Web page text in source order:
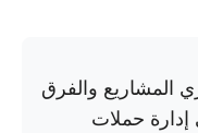
المشاريع والفرق
حملات